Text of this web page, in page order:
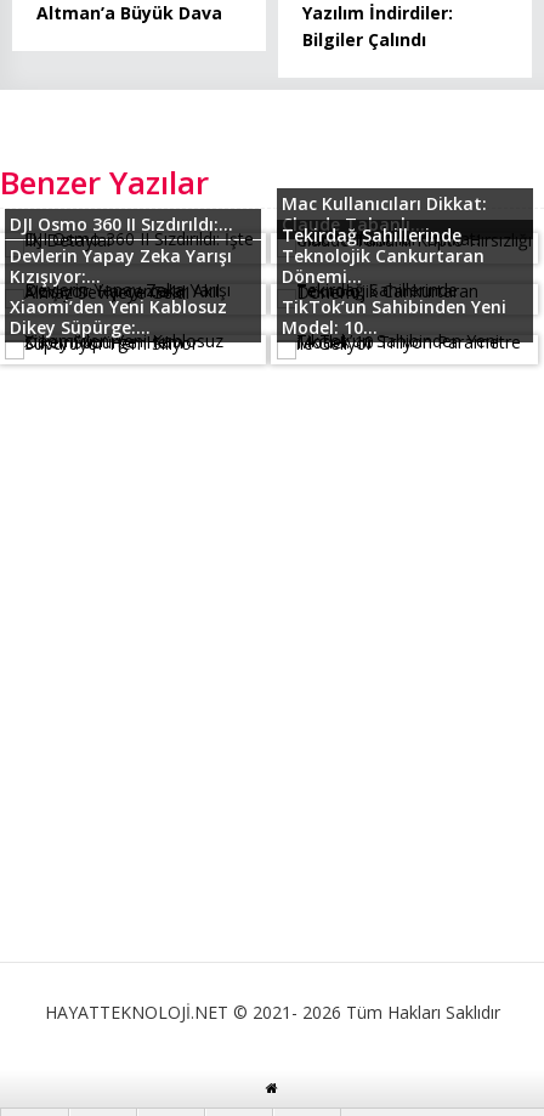
Altman’a Büyük Dava
Yazılım İndirdiler:
Bilgiler Çalındı
Benzer Yazılar
DJI Osmo 360 II Sızdırıldı:...
Mac Kullanıcıları Dikkat:
Claude Tabanlı...
Devlerin Yapay Zeka Yarışı
Kızışıyor:...
Tekirdağ Sahillerinde
Teknolojik Cankurtaran
Dönemi...
Xiaomi’den Yeni Kablosuz
Dikey Süpürge:...
TikTok’un Sahibinden Yeni
Model: 10...
HAYATTEKNOLOJİ.NET © 2021- 2026 Tüm Hakları Saklıdır